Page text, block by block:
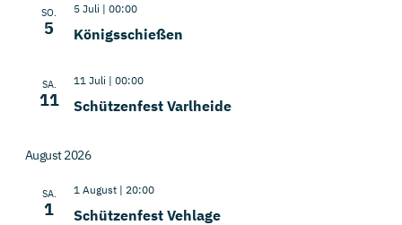
SO.
5 Königsschießen
5 Juli | 00:00
SA.
11 Schützenfest Varlheide
11 Juli | 00:00
August 2026
SA.
1 Schützenfest Vehlage
1 August | 20:00